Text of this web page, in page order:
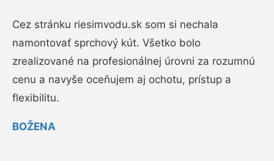
Cez stránku riesimvodu.sk som si nechala
namontovať sprchový kút. Všetko bolo
zrealizované na profesionálnej úrovni za rozumnú
cenu a navyše oceňujem aj ochotu, prístup a
flexibilitu.
BOŽENA